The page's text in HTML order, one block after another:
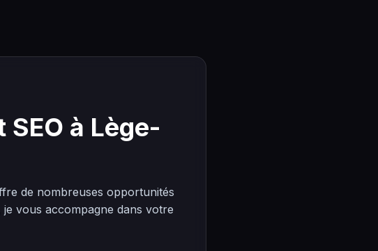
à Lège-
de nombreuses opportunités
vous accompagne dans votre